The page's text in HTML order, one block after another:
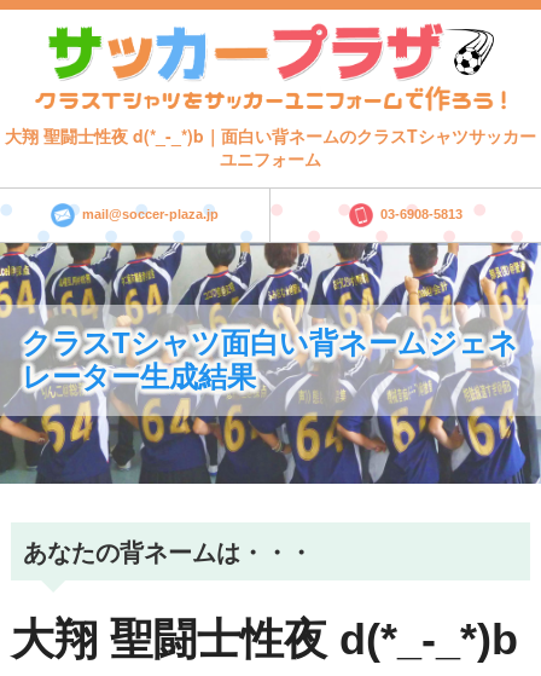
大翔 聖闘士性夜 d(*_-_*)b｜面白い背ネームのクラスTシャツサッカー
ユニフォーム
mail@soccer-plaza.jp 03-6908-5813
クラスTシャツ面白い背ネームジェネ
レーター生成結果
あなたの背ネームは・・・
大翔 聖闘士性夜 d(*_-_*)b